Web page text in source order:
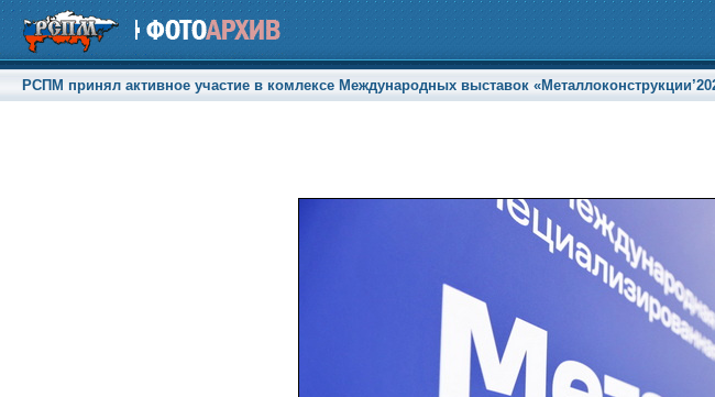
РСПМ принял активное участие в комлексе Международных выставок